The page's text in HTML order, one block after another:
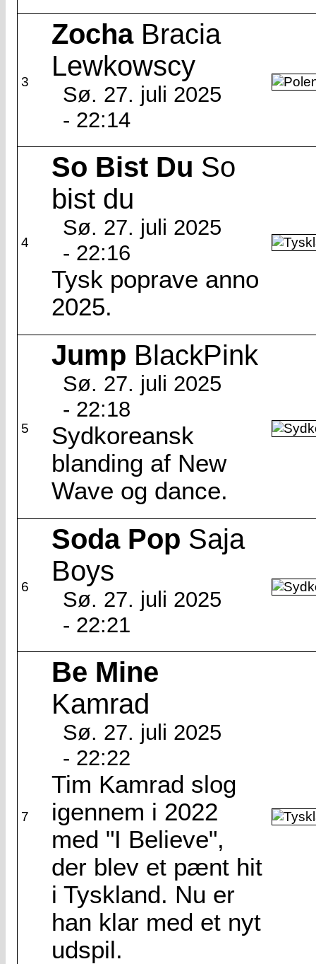
3
ZochaBracia
Lewkowscy
Sø. 27. juli 2025
- 22:14
4
So Bist Du So
bist du
Sø. 27. juli 2025
- 22:16
Tysk poprave anno
2025.
5
Jump BlackPink
Sø. 27. juli 2025
- 22:18
Sydkoreansk
blanding af New
Wave og dance.
6
Soda Pop Saja
Boys
Sø. 27. juli 2025
- 22:21
7
Be Mine
Kamrad
Sø. 27. juli 2025
- 22:22
Tim Kamrad slog
igennem i 2022
med "I Believe",
der blev et pænt hit
i Tyskland. Nu er
han klar med et nyt
udspil.